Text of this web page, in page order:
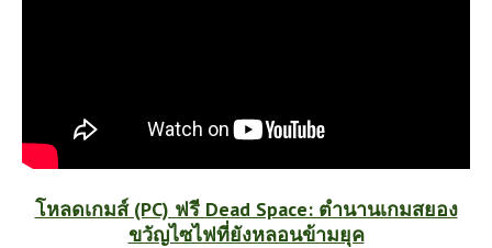
โหลดเกมส์ (PC) ฟรี Dead Space: ตำนานเกมสยอง
ขวัญไซไฟที่ยังหลอนข้ามยุค